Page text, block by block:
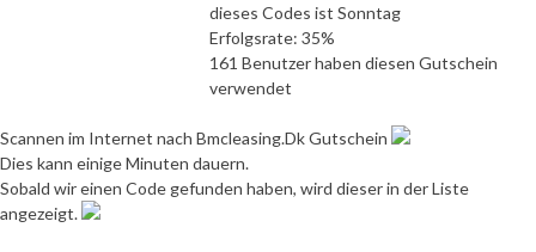
dieses Codes ist Sonntag
Erfolgsrate: 35%
161 Benutzer haben diesen Gutschein
verwendet
Scannen im Internet nach Bmcleasing.Dk Gutschein
Dies kann einige Minuten dauern.
Sobald wir einen Code gefunden haben, wird dieser in der Liste
angezeigt.